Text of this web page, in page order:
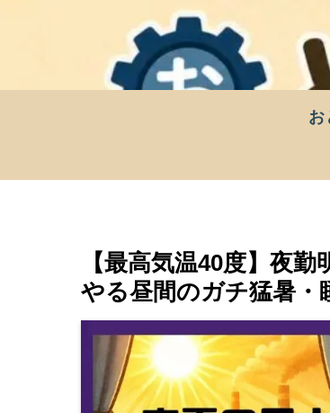
お
【最高気温40度】夜
やる昼間のガチ猛暑・